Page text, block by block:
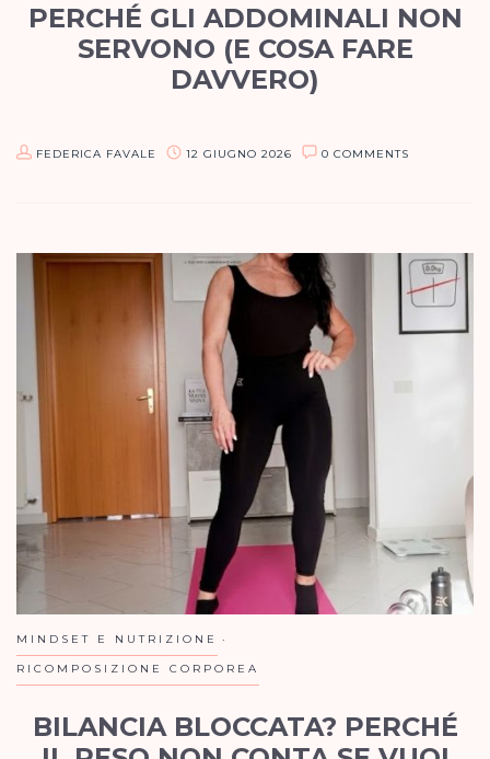
PERCHÉ GLI ADDOMINALI NON
SERVONO (E COSA FARE
DAVVERO)
fa spesso l’errore di pensare che tutte le donne abbiano le
FEDERICA FAVALE 12 GIUGNO 2026 0 COMMENTS
MINDSET E NUTRIZIONE
RICOMPOSIZIONE CORPOREA
BILANCIA BLOCCATA? PERCHÉ